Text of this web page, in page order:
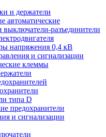
и держатели
автоматические
выключатели-разъединители
напряжения 0,4 кВ
и сигнализации
клеммы
типа D
предохранители
и сигнализации